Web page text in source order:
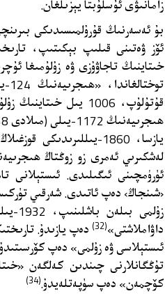
زامانىۋى ئۇسلۇبتا يېزىلغان.
بۇ ئەسەرنىڭ قۇرۇلمىسىدىكى
ئۆز ۋەتىنى قىلىپ بېكىتىپ،
خىتاينىڭ تاجاۋۇزى ۋە زۇلۇمىغا
قۇتۇلۇپ، 1006 يىل
ھىجرىيەنىڭ 1172-يىلى (مىلادى 1658-يىلى)دىن باشلاپ خىتاينىڭ تاجاۋۇزىغا ئۇچرىدى»
يازسا، 1860-
ئۈرۈمچىنى ئىگىلىدى. ئىستېلانى
داۋاملاشتى»(32)
دەپ يازىدۇ.
ئىستېلاسى ۋە زۇلمى» دەپ
تۇڭگانلارنى چىندىن كەلگەن
كۆچمەن» دەپ سۈپەتلەيدۇ.(34)